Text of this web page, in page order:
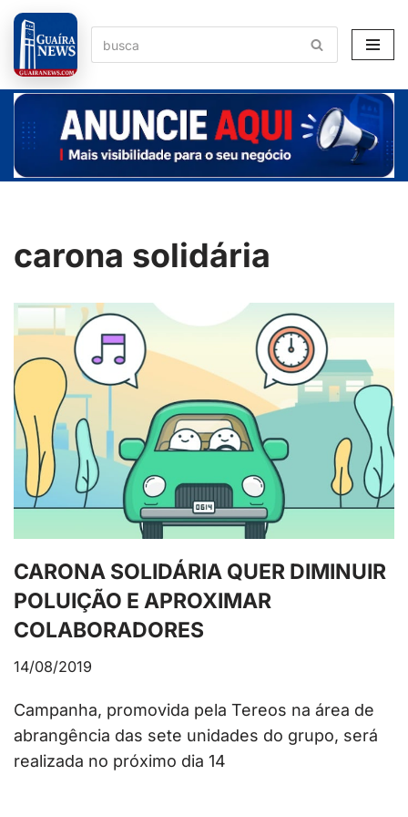
Pular
para
o
conteúdo
carona solidária
CARONA SOLIDÁRIA QUER DIMINUIR
POLUIÇÃO E APROXIMAR
COLABORADORES
14/08/2019
Campanha, promovida pela Tereos na área de
abrangência das sete unidades do grupo, será
realizada no próximo dia 14